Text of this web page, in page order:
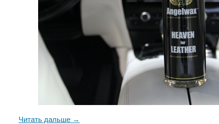
Читать дальше →